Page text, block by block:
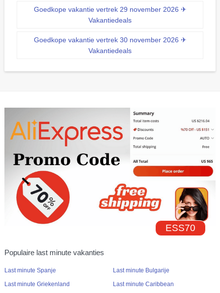
Goedkope vakantie vertrek 29 november 2026 ✈
Vakantiedeals
Goedkope vakantie vertrek 30 november 2026 ✈
Vakantiedeals
ESS70
Populaire last minute vakanties
Last minute Spanje
Last minute Griekenland
Last minute Bulgarije
Last minute Caribbean